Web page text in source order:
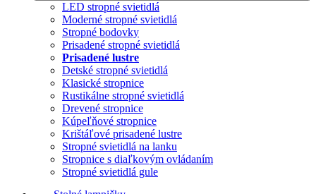
LED stropné svietidlá
Moderné stropné svietidlá
Stropné bodovky
Prisadené stropné svietidlá
Prisadené lustre
Detské stropné svietidlá
Klasické stropnice
Rustikálne stropné svietidlá
Drevené stropnice
Kúpeľňové stropnice
Krištáľové prisadené lustre
Stropné svietidlá na lanku
Stropnice s diaľkovým ovládaním
Stropné svietidlá gule